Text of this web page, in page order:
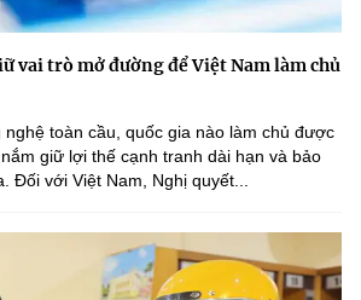
vai trò mở đường để Việt Nam làm chủ
nghệ toàn cầu, quốc gia nào làm chủ được
giữ lợi thế cạnh tranh dài hạn và bảo
Đối với Việt Nam, Nghị quyết...